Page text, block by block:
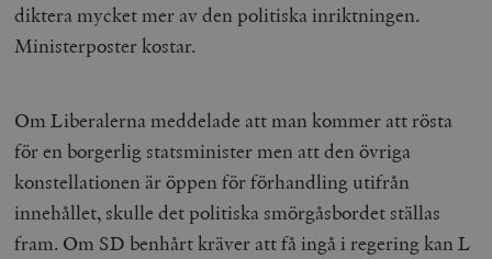
diktera mycket mer av den politiska inriktningen.
Ministerposter kostar.
Om Liberalerna meddelade att man kommer att rösta
för en borgerlig statsminister men att den övriga
konstellationen är öppen för förhandling utifrån
innehållet, skulle det politiska smörgåsbordet ställas
fram. Om SD benhårt kräver att få ingå i regering kan L